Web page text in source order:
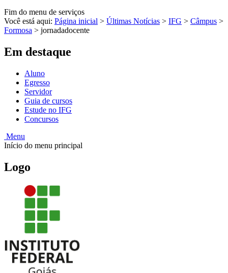
Fim do menu de serviços
Você está aqui: Página inicial > Últimas Notícias > IFG > Câmpus >
Formosa > jornadadocente
Em destaque
Aluno
Egresso
Servidor
Guia de cursos
Estude no IFG
Concursos
Menu
Início do menu principal
Logo